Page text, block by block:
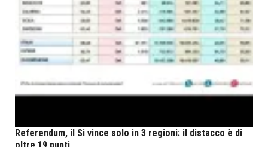
Referendum, il Si vince solo in 3 regioni: il distacco è di
oltre 19 punti